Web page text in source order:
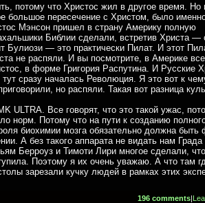
потому что Христос жил в другое время. Но
пересечение с Христом, было
Мэнсон пришел в страну Америку полную
Библии сделали, встретив Христа —
Булиози — это практически Пилат. И этот
не распяли. И вы посмотрите, в Америке
в форме Григория Распутина. И Русские
сразу началась Революция. Я это вот к
но распяли. Такая вот разница
ULTRA. Все говорят, что это такой ужас,
норм. Потому что на пути к созданию
биохимии мозга обязательно должна быть
А без такого аппарата не видать нам Града
Берроуз и Тимоти Лири многое сделали,
Поэтому я их очень уважаю. А что там
зарезали кучку людей в рамках этих
196 comments|